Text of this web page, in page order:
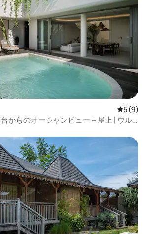
レビュー
5 (9)
からのオーシャンビュー＋屋上 | ウル